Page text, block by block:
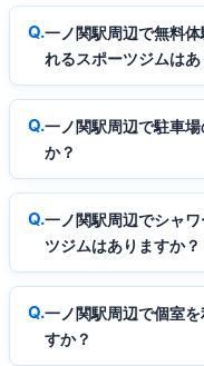
一ノ関駅周辺で無料
れるスポーツジムはあ
一ノ関駅周辺で駐車
か？
一ノ関駅周辺でシャ
ツジムはありますか？
一ノ関駅周辺で個室
すか？